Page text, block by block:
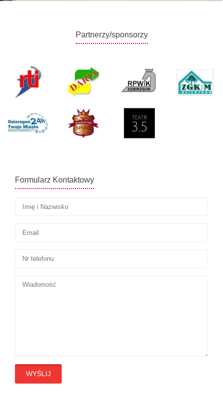
Partnerzy/sponsorzy
Formularz Kontaktowy
WYŚLIJ